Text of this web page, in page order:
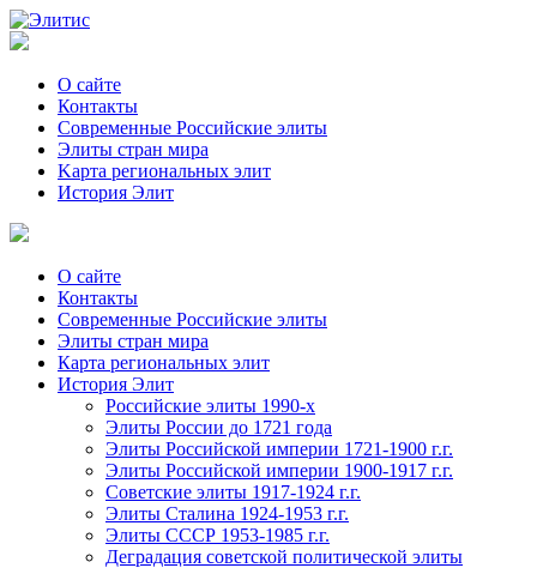
О сайте
Контакты
Современные Российские элиты
Элиты стран мира
Kартa региональных элит
История Элит
О сайте
Контакты
Современные Российские элиты
Элиты стран мира
Картa региональных элит
История Элит
Российские элиты 1990-х
Элиты России до 1721 года
Элиты Российской империи 1721-1900 г.г.
Элиты Российской империи 1900-1917 г.г.
Советские элиты 1917-1924 г.г.
Элиты Сталина 1924-1953 г.г.
Элиты СССР 1953-1985 г.г.
Деградация советской политической элиты